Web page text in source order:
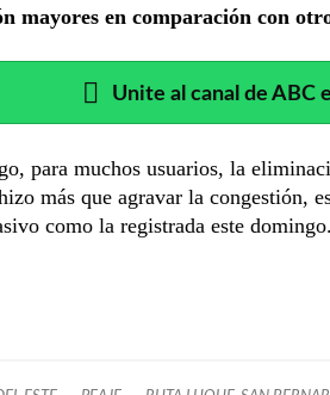
mayores en comparación con
Unite al canal de ABC
para muchos usuarios, la
más que agravar la congestión,
como la registrada este domingo.